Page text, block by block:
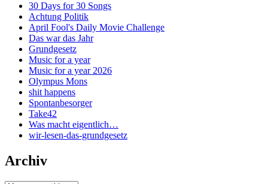
30 Days for 30 Songs
Achtung Politik
April Fool's Daily Movie Challenge
Das war das Jahr
Grundgesetz
Music for a year
Music for a year 2026
Olympus Mons
shit happens
Spontanbesorger
Take42
Was macht eigentlich…
wir-lesen-das-grundgesetz
Archiv